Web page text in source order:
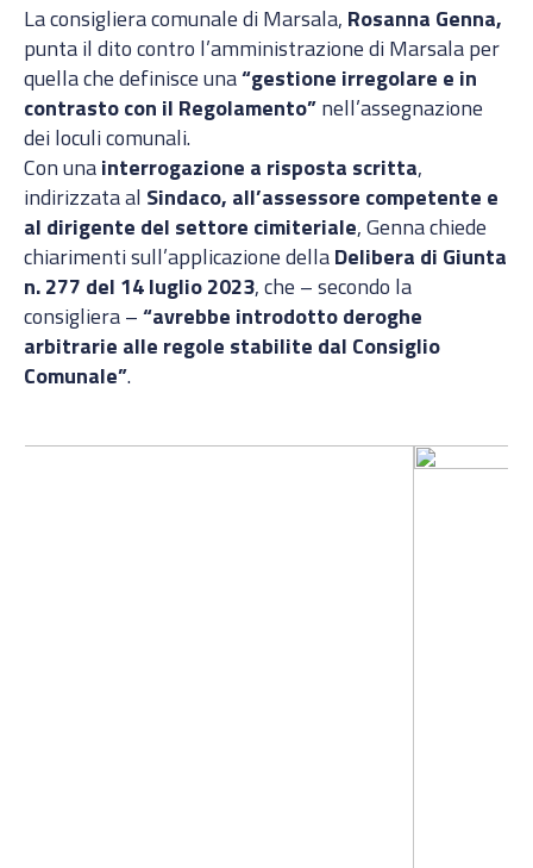
La consigliera comunale di Marsala, Rosanna Genna,
punta il dito contro l’amministrazione di Marsala per
quella che definisce una“gestione irregolare e in
contrasto con il Regolamento”nell’assegnazione
dei loculi comunali.
Con unainterrogazione a risposta scritta,
indirizzata al Sindaco, all’assessore competente e
al dirigente del settore cimiteriale, Genna chiede
chiarimenti sull’applicazione dellaDelibera di Giunta
n. 277 del 14 luglio 2023, che – secondo la
consigliera –“avrebbe introdotto deroghe
arbitrarie alle regole stabilite dal Consiglio
Comunale”.